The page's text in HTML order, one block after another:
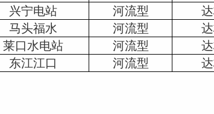
兴宁电站 河流型
马头福水 河流型
莱口水电站 河流型
东江江口 河流型